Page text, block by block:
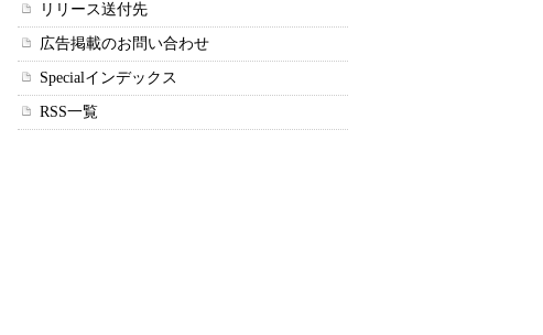
リリース送付先
広告掲載のお問い合わせ
Specialインデックス
RSS一覧